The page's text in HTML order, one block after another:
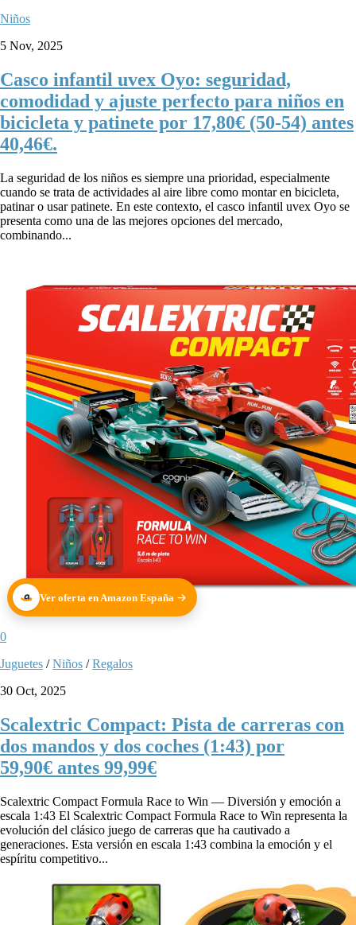
Niños
5 Nov, 2025
Casco infantil uvex Oyo: seguridad,
comodidad y ajuste perfecto para niños en
bicicleta y patinete por 17,80€ (50-54) antes
40,46€.
La seguridad de los niños es siempre una prioridad, especialmente
cuando se trata de actividades al aire libre como montar en bicicleta,
patinar o usar patinete. En este contexto, el casco infantil uvex Oyo se
presenta como una de las mejores opciones del mercado,
combinando...
Ver oferta en Amazon España
0
Juguetes /Niños /Regalos
30 Oct, 2025
Scalextric Compact: Pista de carreras con
dos mandos y dos coches (1:43) por
59,90€ antes 99,99€
Scalextric Compact Formula Race to Win — Diversión y emoción a
escala 1:43 El Scalextric Compact Formula Race to Win representa la
evolución del clásico juego de carreras que ha cautivado a
generaciones. Esta versión en escala 1:43 combina la emoción y el
espíritu competitivo...